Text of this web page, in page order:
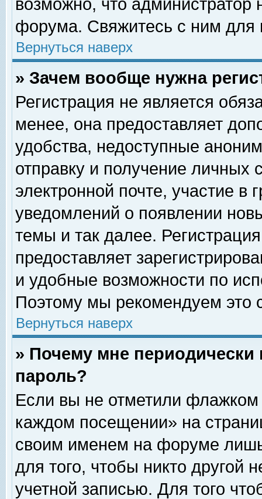
возможно, что
форума. Свяжитесь с ним для
Вернуться наверх
» Зачем вообще нужна
Регистрация не является
менее, она предоставляет
удобства, недоступные
отправку и получение личных
электронной почте, участие в
уведомлений о появлении
темы и так далее.
предоставляет
и удобные возможности по
Поэтому мы рекомендуем это
Вернуться наверх
» Почему мне
пароль?
Если вы не отметили флажком
каждом посещении» на
своим именем на форуме
для того, чтобы никто другой
учетной записью. Для того